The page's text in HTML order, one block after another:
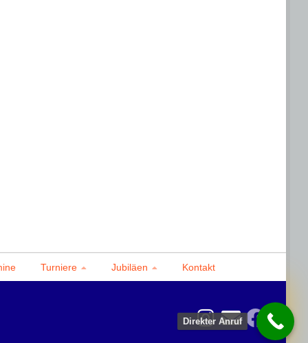
Turniere Jubiläen Kontakt
Direkter Anruf